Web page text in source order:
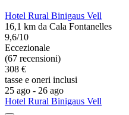
Hotel Rural Binigaus Vell
16,1 km da Cala Fontanelles
9,6/10
Eccezionale
(67 recensioni)
308 €
tasse e oneri inclusi
25 ago - 26 ago
Hotel Rural Binigaus Vell